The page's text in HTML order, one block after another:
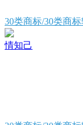
30类商标/30类商
情知己